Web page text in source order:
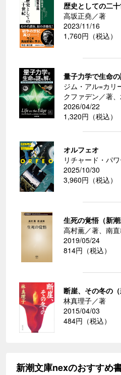
歴史としての二十
高坂正堯／著
2023/11/16
1,760円（税込）
量子力学で生命
ジム・アル=カリ
クファデン／著
2026/04/22
1,320円（税込）
オルフェオ
リチャード・パ
2025/10/30
3,960円（税込）
生死の覚悟（新潮
高村薫／著、南
2019/05/24
814円（税込）
断崖、その冬の（
林真理子／著
2015/04/03
484円（税込）
新潮文庫nexのおすすめ